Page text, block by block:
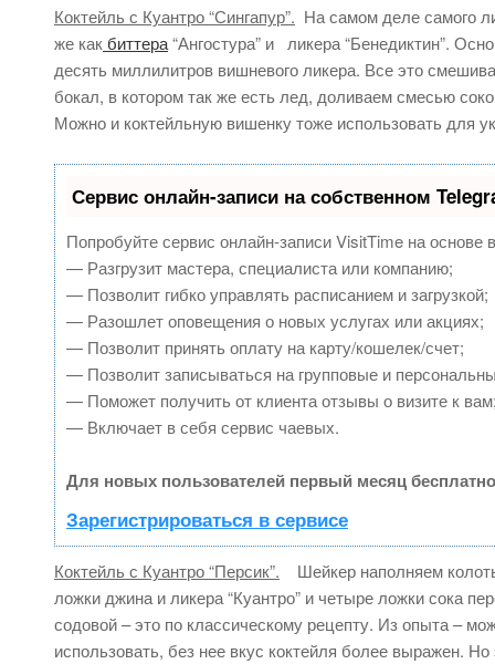
Коктейль с Куантро “Сингапур”. На самом деле самого
же как биттера“Ангостура” и ликера “Бенедиктин”.
десять миллилитров вишневого ликера. Все это
бокал, в котором так же есть лед, доливаем смесью
Можно и коктейльную вишенку тоже использовать для
Сервис онлайн-записи на собственном
Попробуйте сервис онлайн-записи VisitTime на основе
— Разгрузит мастера, специалиста или компанию;
— Позволит гибко управлять расписанием и загрузкой;
— Разошлет оповещения о новых услугах или акциях;
— Позволит принять оплату на карту/кошелек/счет;
— Позволит записываться на групповые и
— Поможет получить от клиента отзывы о визите к
— Включает в себя сервис чаевых.
Для новых пользователей первый месяц
Зарегистрироваться в сервисе
Коктейль с Куантро “Персик”. Шейкер наполняем
ложки джина и ликера “Куантро” и четыре ложки сока
содовой – это по классическому рецепту. Из опыта –
использовать, без нее вкус коктейля более выражен.